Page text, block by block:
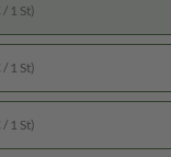
1 St)
1 St)
1 St)